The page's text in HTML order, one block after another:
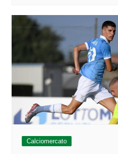
Calciomercato